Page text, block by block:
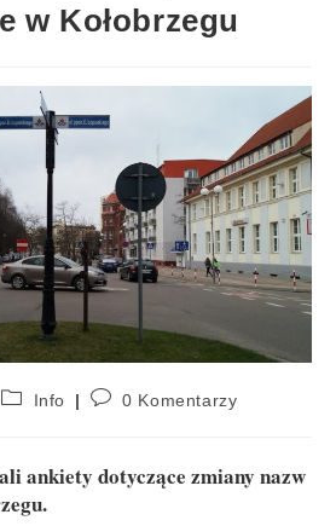
w Kołobrzegu
Info 0 Komentarzy
ankiety dotyczące zmiany nazw